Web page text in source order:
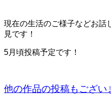
現在の生活のご様子などお話
見です！
5月頃投稿予定です！
他の作品の投稿もござい